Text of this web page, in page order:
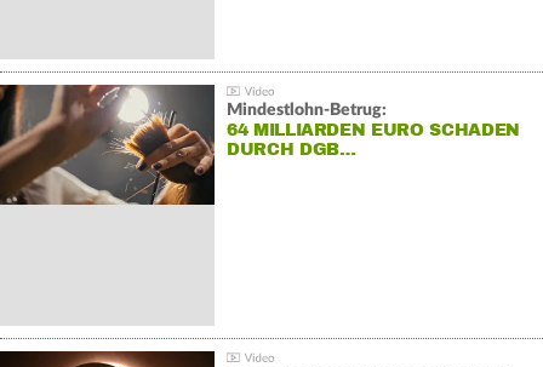
Mindestlohn-Betrug:
64 MILLIARDEN EURO SCHADEN
DURCH DGB…